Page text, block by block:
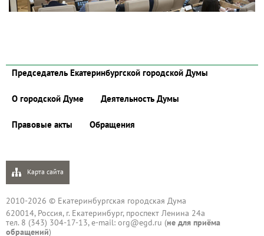
Председатель Екатеринбургской городской Думы
О городской Думе Деятельность Думы
Правовые акты Обращения
Карта сайта
2010-2026 © Екатеринбургская городская Дума
620014, Россия, г. Екатеринбург, проспект Ленина 24а
тел. 8 (343) 304-17-13, e-mail: org@egd.ru (не для приёма
обращений)